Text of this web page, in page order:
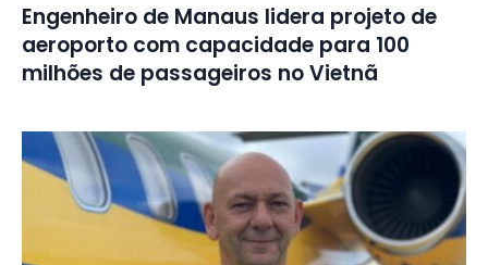
Engenheiro de Manaus lidera projeto de
aeroporto com capacidade para 100
milhões de passageiros no Vietnã